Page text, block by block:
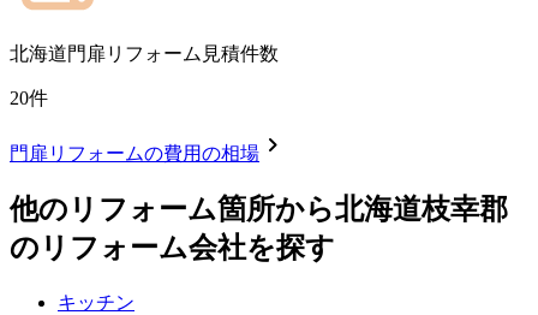
北海道門扉リフォーム見積件数
20件
門扉リフォームの費用の相場 chevron_right
他のリフォーム箇所から北海道枝幸郡
のリフォーム会社を探す
キッチン